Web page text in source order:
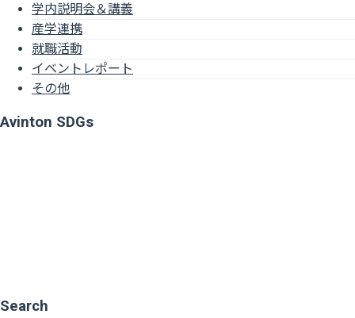
学内説明会＆講義
産学連携
就職活動
イベントレポート
その他
Avinton SDGs
Search